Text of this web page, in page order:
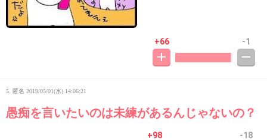
+66 -1
5. 匿名 2019/05/01(水) 14:06:21
愚痴を言いたいのは未練があるんじゃないの？
+98 -18